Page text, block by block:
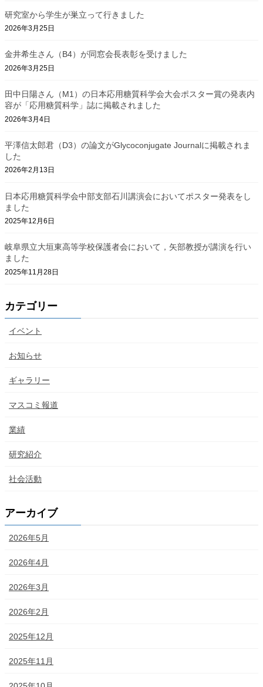
研究室から学生が巣立って行きました
2026年3月25日
金井希生さん（B4）が同窓会長表彰を受けました
2026年3月25日
田中日陽さん（M1）の日本応用糖質科学会大会ポスター賞の発表内
容が「応用糖質科学」誌に掲載されました
2026年3月4日
平澤信太郎君（D3）の論文がGlycoconjugate Journalに掲載されま
した
2026年2月13日
日本応用糖質科学会中部支部石川講演会においてポスター発表をし
ました
2025年12月6日
岐阜県立大垣東高等学校保護者会において，矢部教授が講演を行い
ました
2025年11月28日
カテゴリー
イベント
お知らせ
ギャラリー
マスコミ報道
業績
研究紹介
社会活動
アーカイブ
2026年5月
2026年4月
2026年3月
2026年2月
2025年12月
2025年11月